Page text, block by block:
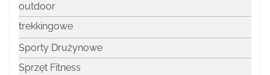
outdoor
trekkingowe
Sporty Drużynowe
Sprzęt Fitness